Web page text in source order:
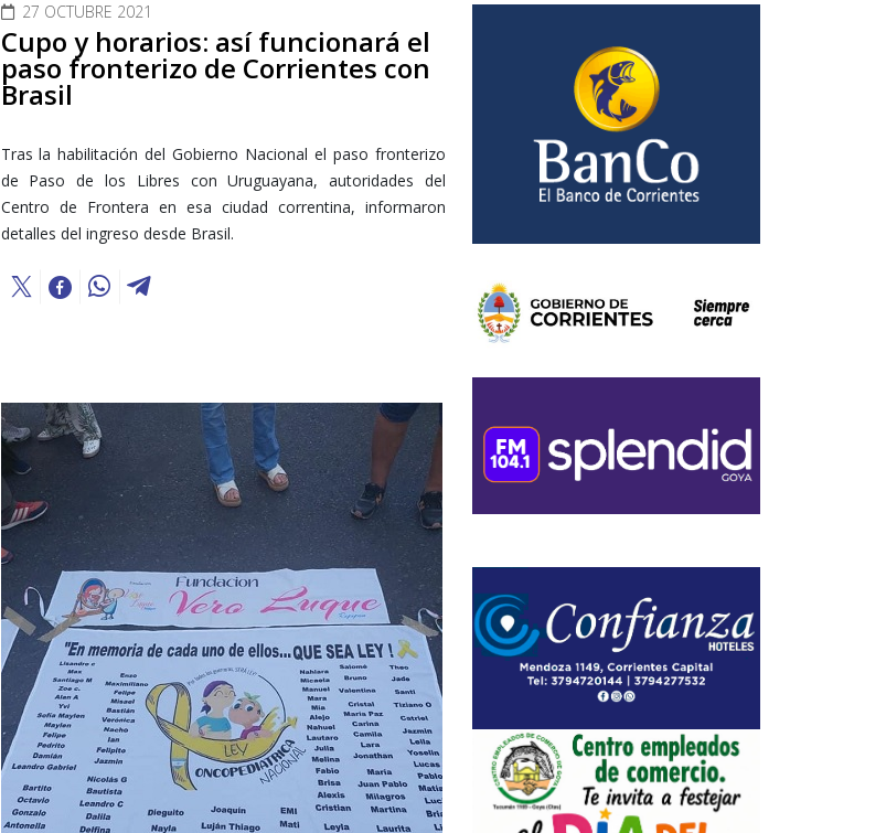
27 OCTUBRE 2021
Cupo y horarios: así funcionará el
paso fronterizo de Corrientes con
Brasil
Tras la habilitación del Gobierno Nacional el paso fronterizo
de Paso de los Libres con Uruguayana, autoridades del
Centro de Frontera en esa ciudad correntina, informaron
detalles del ingreso desde Brasil.